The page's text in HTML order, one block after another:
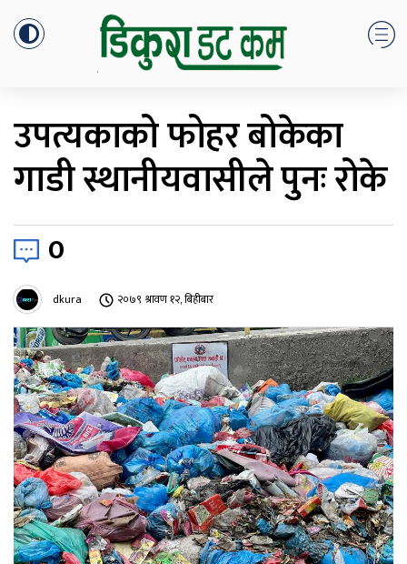
उपत्यकाको फोहर बोकेका
गाडी स्थानीयवासीले पुनः रोके
0
dkura २०७९ श्रावण १२, बिहीबार